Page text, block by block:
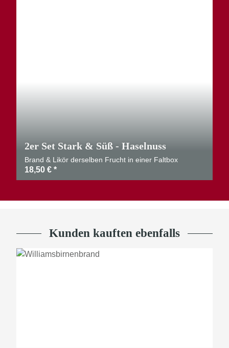
2er Set Stark & Süß - Haselnuss
Brand & Likör derselben Frucht in einer Faltbox
18,50 € *
Kunden kauften ebenfalls